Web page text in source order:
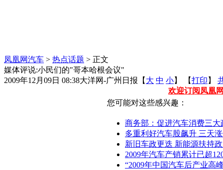
凤凰网汽车 > 热点话题 > 正文
媒体评说:小民们的"哥本哈根会议"
2009年12月09日 08:38大洋网-广州日报 【 大 中 小】 【打印 】
欢迎订阅凤凰
您可能对这些感兴趣：
商务部：促进汽车消费三大
多重利好汽车股飙升 三天
新旧车政更迭 新能源扶持
2009年汽车产销累计已超
“2009年中国汽车后产业高